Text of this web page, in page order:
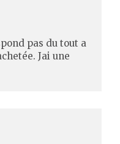
pas du tout a
Jai une